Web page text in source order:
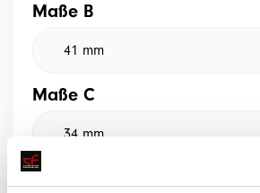
Maße B
Maße C
Maße D